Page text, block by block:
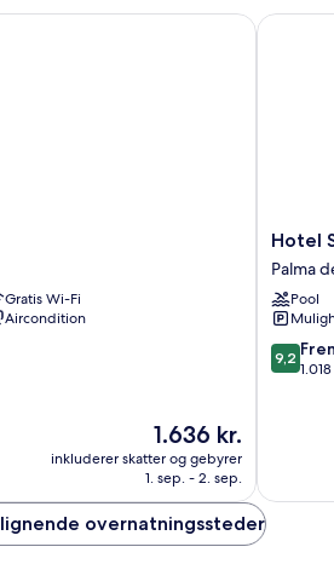
Gratis Wi-Fi
Aircondition
Prisen
1.636 kr.
1.636 kr.
inkluderer skatter og gebyrer
1. sep. - 2. sep.
Hotel
Palma
de
Mallorca
Gamle
Bydel
Hotel
Palma
Pool
9.2
ud
9,2
Hotel
overnatningssteder